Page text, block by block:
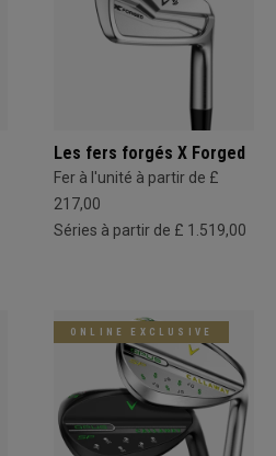
Les fers forgés X Forged
Fer à l'unité à partir de £
217,00
Séries à partir de £ 1.519,00
ONLINE EXCLUSIVE